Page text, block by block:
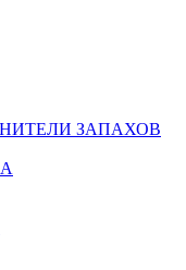
ЗАПАХОВ